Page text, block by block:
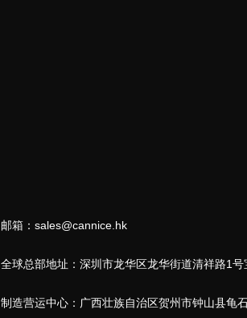
邮箱：sales@cannice.hk
全球总部地址：深圳市龙华区龙华街道清祥路1
制造营运中心： 广西壮族自治区贺州市钟山县龟